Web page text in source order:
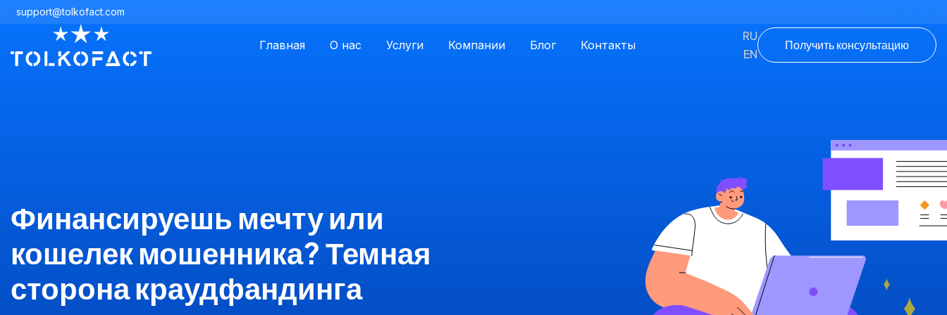
support@tolkofact.com
Главная О нас Услуги Компании Блог Контакты
RU
EN
Получить консультацию
Финансируешь мечту или
кошелек мошенника? Темная
сторона краудфандинга